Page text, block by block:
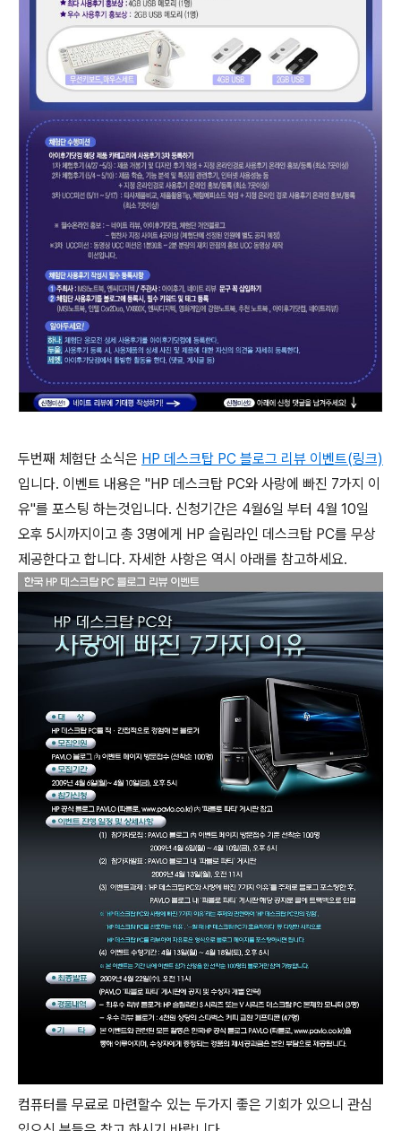
두번째 체험단 소식은 HP 데스크탑 PC 블로그 리뷰 이벤트(링크)
입니다. 이벤트 내용은 "HP 데스크탑 PC와 사랑에 빠진 7가지 이
유"를 포스팅 하는것입니다. 신청기간은 4월6일 부터 4월 10일
오후 5시까지이고 총 3명에게 HP 슬림라인 데스크탑 PC를 무상
제공한다고 합니다. 자세한 사항은 역시 아래를 참고하세요.
컴퓨터를 무료로 마련할수 있는 두가지 좋은 기회가 있으니 관심